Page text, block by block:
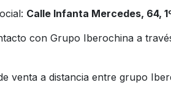
Calle Infanta Mercedes, 64,
con Grupo Iberochina a
venta a distancia entre grupo